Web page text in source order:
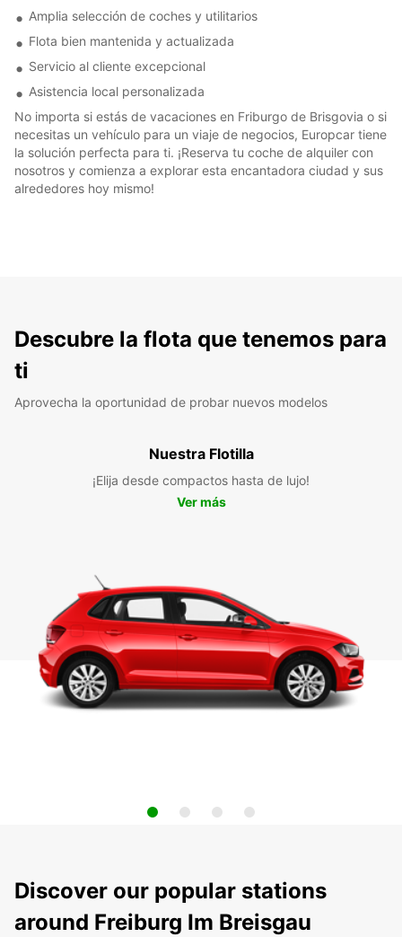
Amplia selección de coches y utilitarios
Flota bien mantenida y actualizada
Servicio al cliente excepcional
Asistencia local personalizada
No importa si estás de vacaciones en Friburgo de Brisgovia o si
necesitas un vehículo para un viaje de negocios, Europcar tiene
la solución perfecta para ti. ¡Reserva tu coche de alquiler con
nosotros y comienza a explorar esta encantadora ciudad y sus
alrededores hoy mismo!
Descubre la flota que tenemos para
ti
Aprovecha la oportunidad de probar nuevos modelos
Nuestra Flotilla
¡Elija desde compactos hasta de lujo!
Ver más
Discover our popular stations
around Freiburg Im Breisgau